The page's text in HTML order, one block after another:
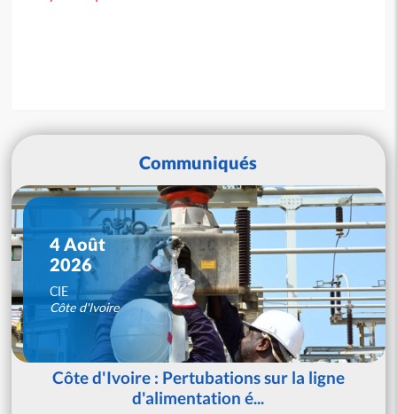
Communiqués
4 Août
2026
CIE
Côte d'Ivoire
Côte d'Ivoire : Pertubations sur la ligne
d'alimentation é...